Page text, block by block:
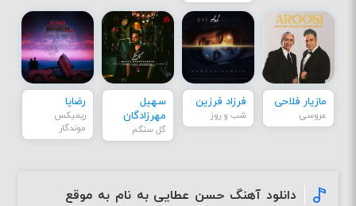
مازیار فلاحی
عروسی
فرزاد فرزین
شب و روز
سهیل
مهرزادگان
گل سنگم
رضایا
ریمیکس
موندگار
دانلود آهنگ حسن عطایی به نام به موقع